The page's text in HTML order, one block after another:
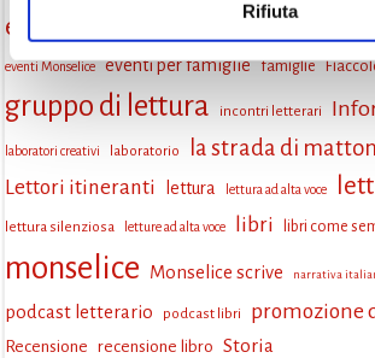
Rifiuta
eventi culturali
eventi Monselice eventi per famiglie famiglie
gruppo di lettura incontri letterari
laboratori creativi laboratorio la strada di
Lettori itineranti lettura lettura ad alta voce
lettura silenziosa letture ad alta voce libri libri come
monselice Monselice scrive narrativa
podcast letterario podcast libri promozione
Recensione recensione libro Storia